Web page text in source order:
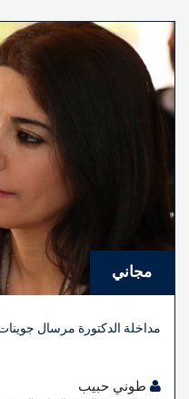
مجاني
مداخلة الدكتورة مرسال